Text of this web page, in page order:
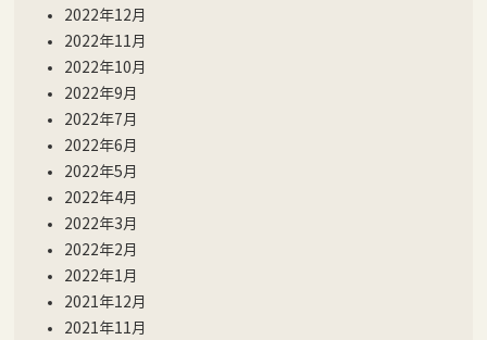
2022年12月
2022年11月
2022年10月
2022年9月
2022年7月
2022年6月
2022年5月
2022年4月
2022年3月
2022年2月
2022年1月
2021年12月
2021年11月